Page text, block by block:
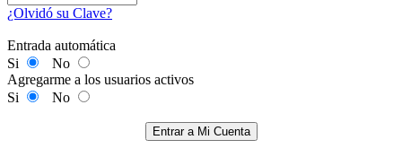
¿Olvidó su Clave?
Entrada automática
Si
No
Agregarme a los usuarios activos
Si
No
Entrar a Mi Cuenta